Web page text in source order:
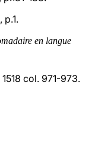
p.1.
en langue
1518 col. 971-973.